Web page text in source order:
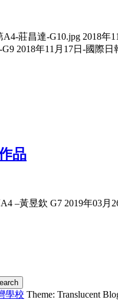
莊昌達-G10.jpg 2018年
2018年11月17日-國際
品
–黃昱欽 G7 2019年03
學校 Theme: Translucent